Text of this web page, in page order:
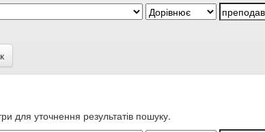
для уточнення результатів пошуку.